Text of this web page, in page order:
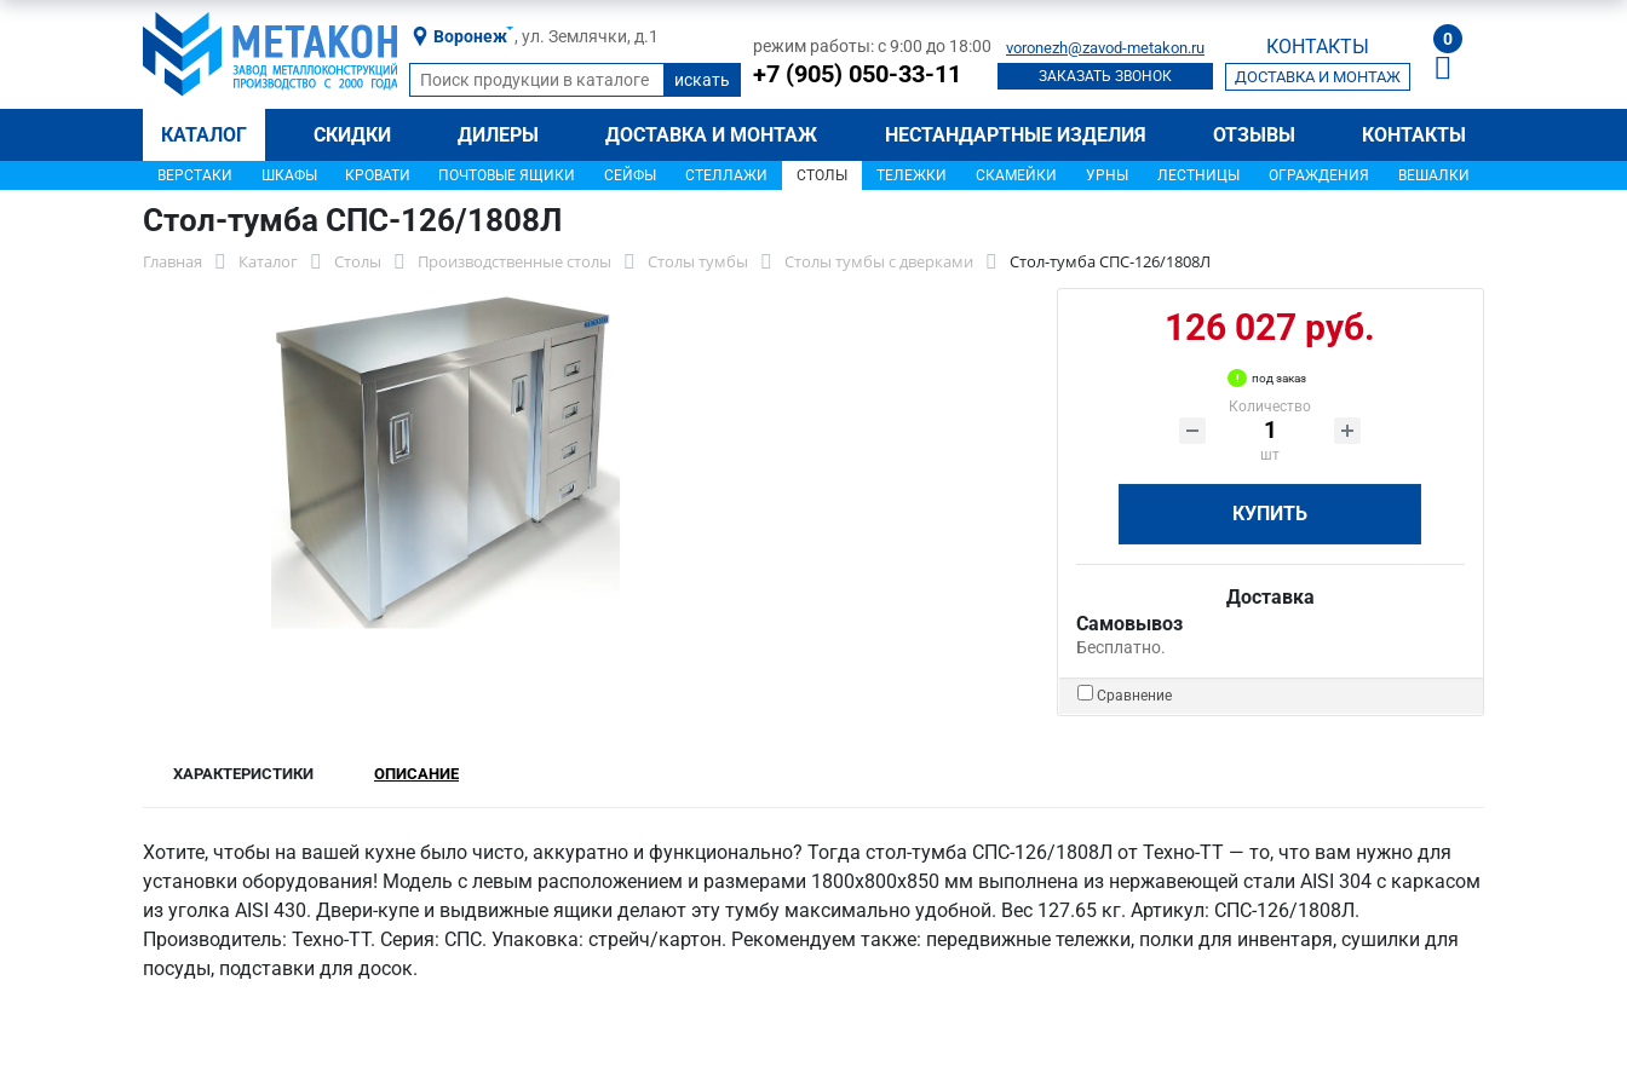
Воронеж , ул. Землячки, д.1 режим работы: с 9:00 до 18:00
+7 (905) 050-33-11
voronezh@zavod-metakon.ru
ЗАКАЗАТЬ ЗВОНОК
КОНТАКТЫ
ДОСТАВКА И МОНТАЖ
0
КАТАЛОГ СКИДКИ ДИЛЕРЫ ДОСТАВКА И МОНТАЖ НЕСТАНДАРТНЫЕ ИЗДЕЛИЯ ОТЗЫВЫ КОНТАКТЫ
ВЕРСТАКИ ШКАФЫ КРОВАТИ ПОЧТОВЫЕ ЯЩИКИ СЕЙФЫ СТЕЛЛАЖИ СТОЛЫ ТЕЛЕЖКИ СКАМЕЙКИ УРНЫ ЛЕСТНИЦЫ ОГРАЖДЕНИЯ ВЕШАЛКИ
Стол-тумба СПС-126/1808Л
Главная Каталог Столы Производственные столы Столы тумбы Столы тумбы с дверками Стол-тумба СПС-126/1808Л
126 027 руб.
под заказ
Количество
шт
КУПИТЬ
Доставка
Самовывоз
Бесплатно.
Сравнение
ХАРАКТЕРИСТИКИ ОПИСАНИЕ
Хотите, чтобы на вашей кухне было чисто, аккуратно и функционально? Тогда стол-тумба СПС-126/1808Л от Техно-ТТ — то, что вам нужно для
установки оборудования! Модель с левым расположением и размерами 1800x800x850 мм выполнена из нержавеющей стали AISI 304 с каркасом
из уголка AISI 430. Двери-купе и выдвижные ящики делают эту тумбу максимально удобной. Вес 127.65 кг. Артикул: СПС-126/1808Л.
Производитель: Техно-ТТ. Серия: СПС. Упаковка: стрейч/картон. Рекомендуем также: передвижные тележки, полки для инвентаря, сушилки для
посуды, подставки для досок.